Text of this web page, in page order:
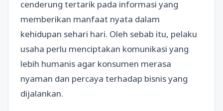
cenderung tertarik pada informasi yang
memberikan manfaat nyata dalam
kehidupan sehari hari. Oleh sebab itu, pelaku
usaha perlu menciptakan komunikasi yang
lebih humanis agar konsumen merasa
nyaman dan percaya terhadap bisnis yang
dijalankan.